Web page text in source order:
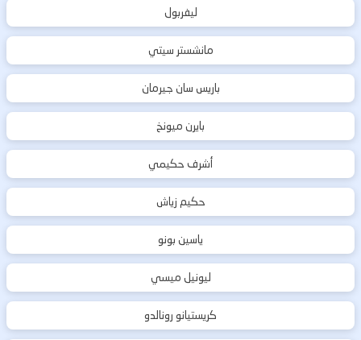
ليفربول
مانشستر سيتي
باريس سان جيرمان
بايرن ميونخ
أشرف حكيمي
حكيم زياش
ياسين بونو
ليونيل ميسي
كريستيانو رونالدو